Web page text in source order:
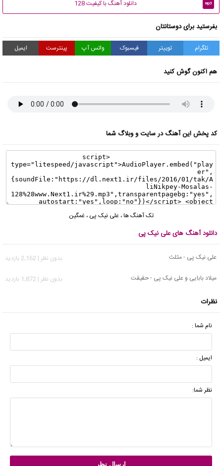
mp3 دانلود آهنگ با کیفیت 128
بفرستید برای دوستانتان
تلگرام توییتر فیسبوک واتس آپ پینترست ایمیل
هم اکنون گوش کنید
کد پخش این آهنگ در سایت و وبلاگ شما
تک آهنگ ها،علی نیک پی ،غمگین
دانلود آهنگ های علی نیک پی
علی نیک پی - مثلث
بدون نظر | 2,162 بازدید
میلاد بابایی و علی نیک پی - حقیقت
بدون نظر | 1,872 بازدید
نظرات
نام شما :
ایمیل :
نظر شما: